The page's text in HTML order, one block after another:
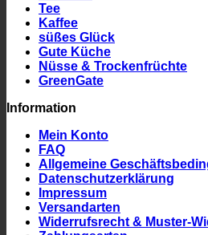
Tee
Kaffee
süßes Glück
Gute Küche
Nüsse & Trockenfrüchte
GreenGate
Information
Mein Konto
FAQ
Allgemeine
Datenschutzerklärung
Impressum
Versandarten
Widerrufsrecht & Muster-